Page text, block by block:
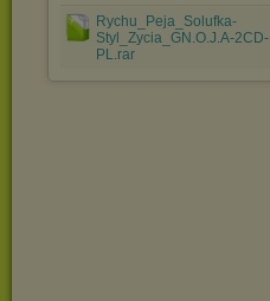
Rychu_Peja_Solufka-
Styl_Zycia_GN.O.J.A-2CD-
PL.rar